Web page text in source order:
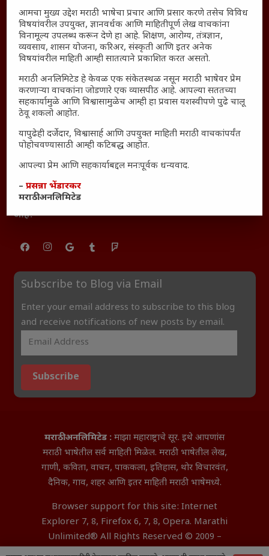
आजच्या युगातील तरुण पिढी कुठे हरवली?
महाराष्ट्रातील किल्ल्यांचे महत्त्व : स्वराज्याच्या वैभवशाली इतिहासाचे
साक्षीदार
₹370 ची बिर्याणी” आणि हरवत चाललेली संवेदनशीलता : आजच्या
यश आणि आत्मविश्वास: स्वप्नांना वास्तवात बदलण्याची शक्ती
महाराष्ट्रातील बदलत्या हवामानाचा शेतीवर वाढता परिणाम:
शेतकऱ्यांसमोरील नवीन आव्हाने आणि संधी
महाराष्ट्र आणि संपूर्ण भारतातील शेतकऱ्यांना मान्सूनचे महत्त्व
मीडियावर चर्चांना उधाण
सार्वजनिक नोंद: पेमेंट डिफॉल्ट प्रकरण – Kris Ankem [FFME]
धावपळीच्या जीवनात शांततेचा शोध – Meditation का आवश्यक
आहे?
Subscribe to Blog via Email
Enter your email address to subscribe to this blog
and receive notifications of new posts by email.
Subscribe
मराठी अनलिमिटेड : माझा महाराष्ट्राचे सूर. इथे आपणांस
मराठी भाषेतील सर्व माहिती मिळेल. मराठी भाषेतील लेख,
गाणी, कविता, वाचन, पाककला, इतिहास, थोर विचारवंत,
दैनिक, गाव, शहर आणि इतर माहिती मराठी भाषेमध्ये.
Browser support for this site: Internet
Explorer 7, 8, Firefox 6, 7, 8, Opera. Marathi
Unlimited® All Rights Reserved © 2009 –
2026 Aditya InfoTech Nagpur.
आमचा मुख्य उद्देश मराठी भाषेचा प्रचार आणि प्रसार करणे तसेच विविध
विषयांवरील उपयुक्त, ज्ञानवर्धक आणि माहितीपूर्ण लेख वाचकांना
विनामूल्य उपलब्ध करून देणे हा आहे. शिक्षण, आरोग्य, तंत्रज्ञान,
व्यवसाय, शासन योजना, करिअर, संस्कृती आणि इतर अनेक
विषयांवरील माहिती आम्ही सातत्याने प्रकाशित करत असतो.
मराठी अनलिमिटेड हे केवळ एक संकेतस्थळ नसून मराठी भाषेवर प्रेम
करणाऱ्या वाचकांना जोडणारे एक व्यासपीठ आहे. आपल्या सततच्या
सहकार्यामुळे आणि विश्वासामुळेच आम्ही हा प्रवास यशस्वीपणे पुढे चालू
ठेवू शकलो आहोत.
यापुढेही दर्जेदार, विश्वासार्ह आणि उपयुक्त माहिती मराठी वाचकांपर्यंत
पोहोचवण्यासाठी आम्ही कटिबद्ध आहोत.
आपल्या प्रेम आणि सहकार्याबद्दल मनःपूर्वक धन्यवाद.
–प्रसन्ना भेंडारकर
मराठी अनलिमिटेड